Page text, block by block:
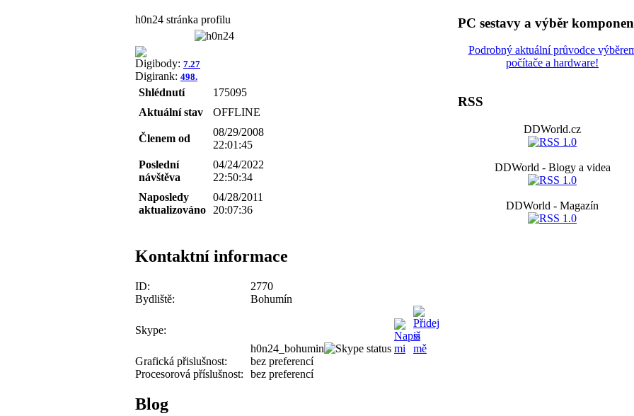
h0n24 stránka profilu
Digibody: 7.27
Digirank: 498.
Shlédnutí
175095
Aktuální stav
OFFLINE
Členem od
08/29/2008
22:01:45
Poslední
návštěva
04/24/2022
22:50:34
Naposledy
aktualizováno
04/28/2011
20:07:36
Kontaktní informace
ID:
2770
Bydliště:
Bohumín
Skype:
h0n24_bohumin
Grafická přislušnost:
bez preferencí
Procesorová příslušnost:
bez preferencí
Blog
PC sestavy a výběr
Podrobný aktuální průvodce
počítače a hardware!
RSS
DDWorld.cz
DDWorld - Blogy a videa
DDWorld - Magazín